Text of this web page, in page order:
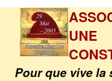
UNE
Pour que vive la